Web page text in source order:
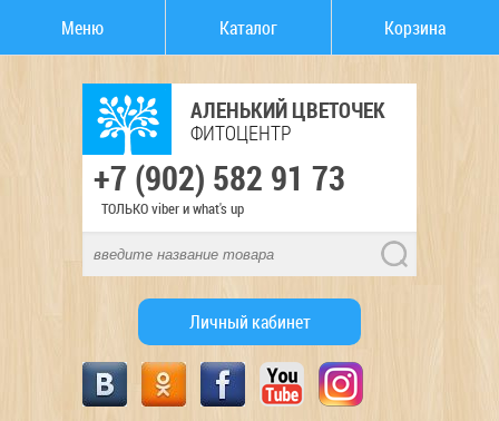
Меню Каталог Корзина
АЛЕНЬКИЙ ЦВЕТОЧЕК
ФИТОЦЕНТР
+7 (902) 582 91 73
ТОЛЬКО viber и what's up
Личный кабинет